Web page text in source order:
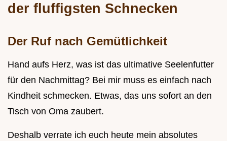
der fluffigsten Schnecken
Der Ruf nach Gemütlichkeit
Hand aufs Herz, was ist das ultimative Seelenfutter
für den Nachmittag? Bei mir muss es einfach nach
Kindheit schmecken. Etwas, das uns sofort an den
Tisch von Oma zaubert.
Deshalb verrate ich euch heute mein absolutes